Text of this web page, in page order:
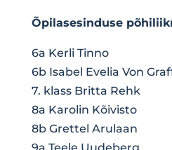
Õpilasesinduse
6a Kerli Tinno
6b Isabel Evelia Von
7. klass Britta Rehk
8a Karolin Kõivisto
8b Grettel Arulaan